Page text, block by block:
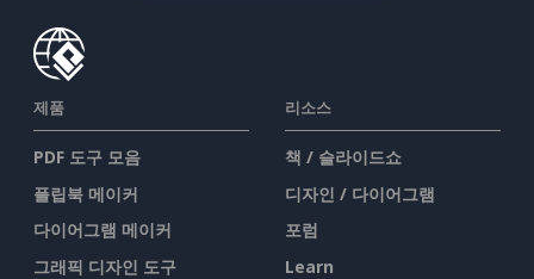
제품
PDF 도구 모음
플립북 메이커
다이어그램 메이커
그래픽 디자인 도구
리소스
책 / 슬라이드쇼
디자인 / 다이어그램
포럼
Learn